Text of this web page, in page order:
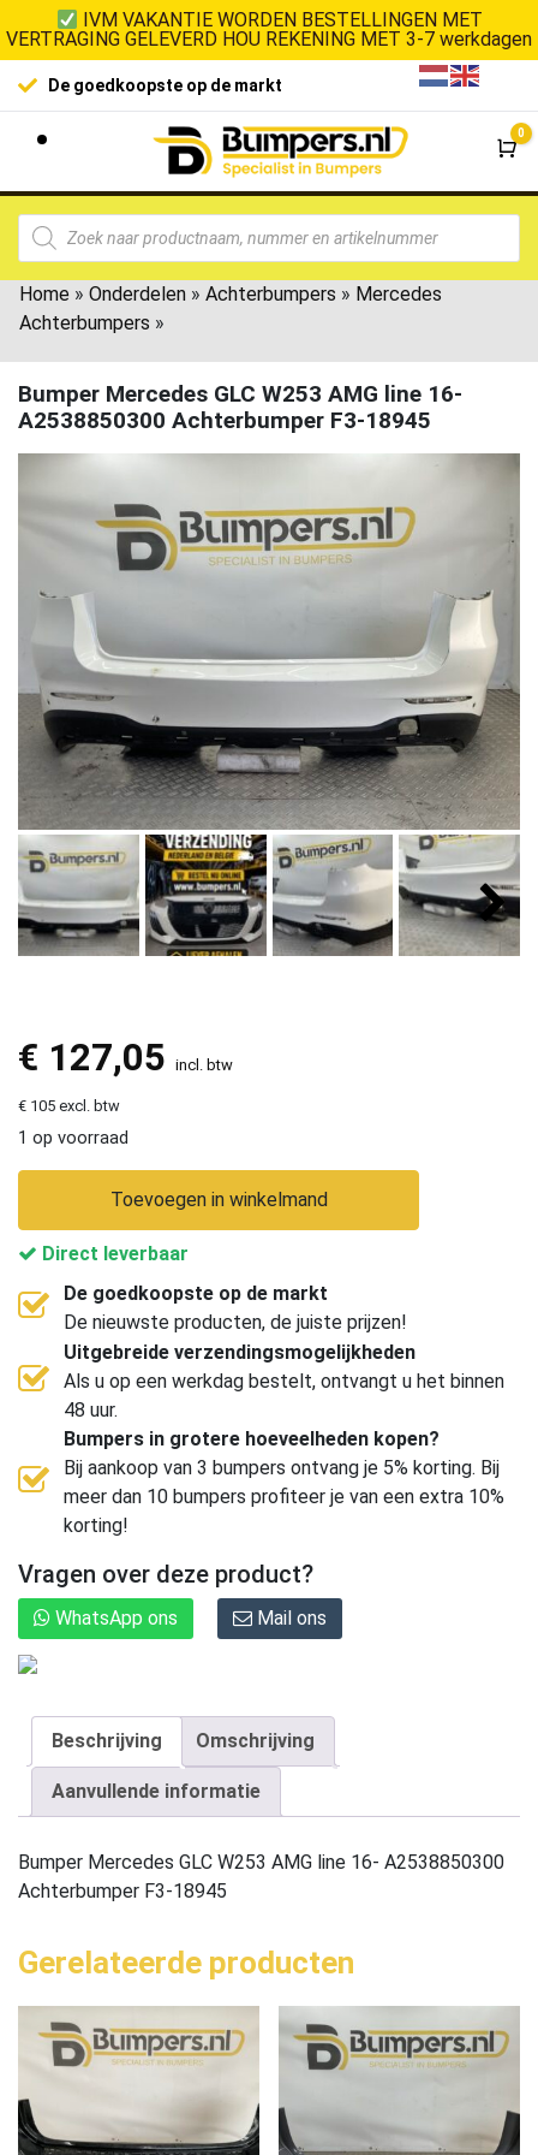
IVM VAKANTIE WORDEN BESTELLINGEN MET
VERTRAGING GELEVERD HOU REKENING MET 3-7 werkdagen
De goedkoopste op de markt
0
Home » Onderdelen » Achterbumpers » Mercedes
Achterbumpers »
Bumper Mercedes GLC W253 AMG line 16-
A2538850300 Achterbumper F3-18945
€ 127,05 incl. btw
€ 105 excl. btw
1 op voorraad
Toevoegen in winkelmand
Direct leverbaar
De goedkoopste op de markt
De nieuwste producten, de juiste prijzen!
Uitgebreide verzendingsmogelijkheden
Als u op een werkdag bestelt, ontvangt u het binnen
48 uur.
Bumpers in grotere hoeveelheden kopen?
Bij aankoop van 3 bumpers ontvang je 5% korting. Bij
meer dan 10 bumpers profiteer je van een extra 10%
korting!
Vragen over deze product?
WhatsApp ons Mail ons
Beschrijving Omschrijving
Aanvullende informatie
Bumper Mercedes GLC W253 AMG line 16- A2538850300
Achterbumper F3-18945
Gerelateerde producten